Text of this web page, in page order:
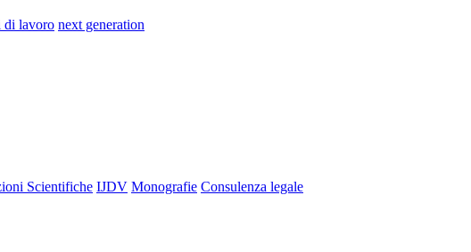
di lavoro next generation
Scientifiche IJDV Monografie Consulenza legale